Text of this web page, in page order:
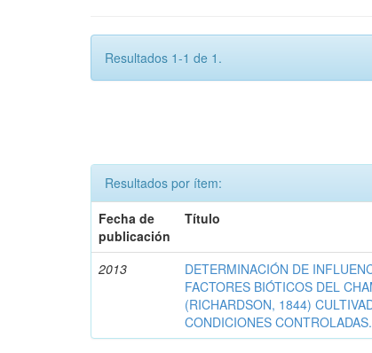
Resultados 1-1 de 1.
Resultados por ítem:
Fecha de
publicación
Título
2013
DETERMINACIÓN DE
FACTORES BIÓTICOS DEL
(RICHARDSON, 1844)
CONDICIONES CONTROLADAS.